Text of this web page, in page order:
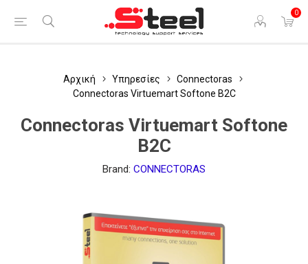
0
Αρχική Υπηρεσίες
Connectoras
Connectoras Virtuemart Softone B2C
Connectoras Virtuemart Softone
B2C
Brand: CONNECTORAS